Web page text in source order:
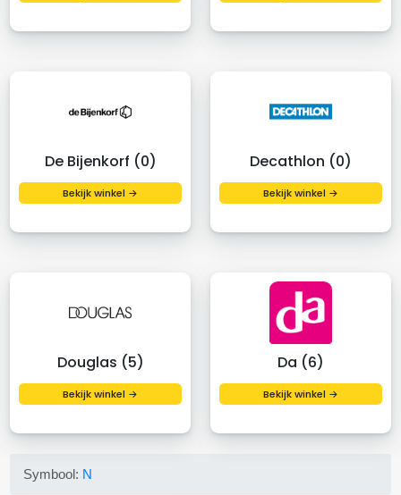
De Bijenkorf (0)
Bekijk winkel →
Decathlon (0)
Bekijk winkel →
Douglas (5)
Bekijk winkel →
Da (6)
Bekijk winkel →
Symbool: N